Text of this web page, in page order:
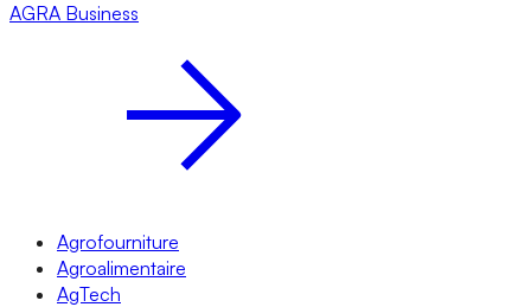
AGRA Business
Agrofourniture
Agroalimentaire
AgTech